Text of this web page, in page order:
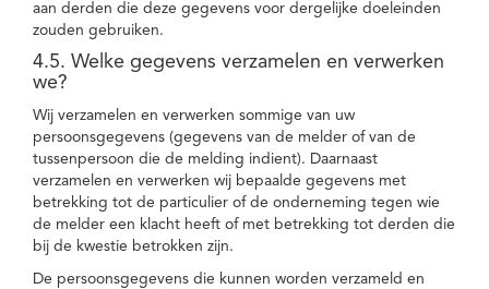
aan derden die deze gegevens voor dergelijke doeleinden
zouden gebruiken.
4.5. Welke gegevens verzamelen en verwerken
we?
Wij verzamelen en verwerken sommige van uw
persoonsgegevens (gegevens van de melder of van de
tussenpersoon die de melding indient). Daarnaast
verzamelen en verwerken wij bepaalde gegevens met
betrekking tot de particulier of de onderneming tegen wie
de melder een klacht heeft of met betrekking tot derden die
bij de kwestie betrokken zijn.
De persoonsgegevens die kunnen worden verzameld en